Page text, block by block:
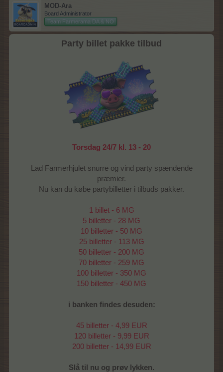
MOD-Ara
Board Administrator
Team Farmerama DA & NO
Party billet pakke tilbud
Torsdag 24/7 kl. 13 - 20
Lad Farmerhjulet snurre og vind party spændende
præmier.
Nu kan du købe partybilletter i tilbuds pakker.
1 billet - 6 MG
5 billetter - 28 MG
10 billetter - 50 MG
25 billetter - 113 MG
50 billetter - 200 MG
70 billetter - 259 MG
100 billetter - 350 MG
150 billetter - 450 MG
i banken findes desuden:
45 billetter - 4,99 EUR
120 billetter - 9,99 EUR
200 billetter - 14,99 EUR
Slå til nu og prøv lykken.